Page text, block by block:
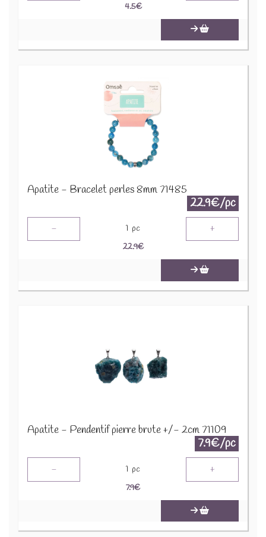
4.5€
Apatite - Bracelet perles 8mm 71485
22.9€/pc
- 1 pc +
22.9€
Apatite - Pendentif pierre brute +/- 2cm 71109
7.9€/pc
- 1 pc +
7.9€